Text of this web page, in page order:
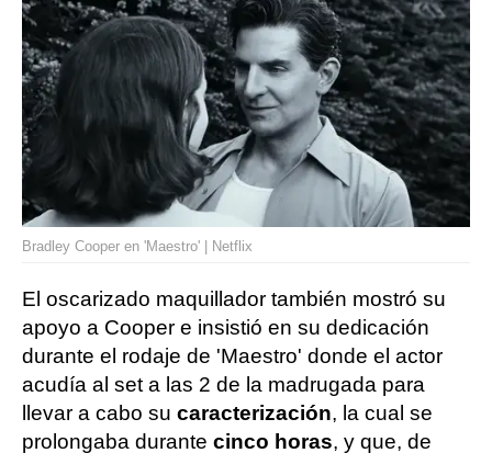
Bradley Cooper en 'Maestro' | Netflix
El oscarizado maquillador también mostró su
apoyo a Cooper e insistió en su dedicación
durante el rodaje de 'Maestro' donde el actor
acudía al set a las 2 de la madrugada para
llevar a cabo su caracterización, la cual se
prolongaba durante cinco horas, y que, de